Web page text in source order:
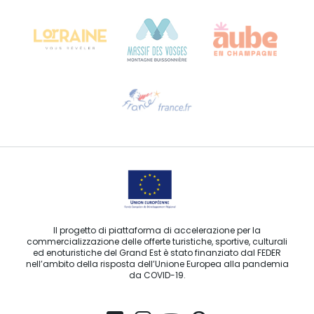
Contattaci per e-mail
Il progetto di piattaforma di accelerazione per la
commercializzazione delle offerte turistiche, sportive, culturali
ed enoturistiche del Grand Est è stato finanziato dal FEDER
nell’ambito della risposta dell’Unione Europea alla pandemia
da COVID-19.